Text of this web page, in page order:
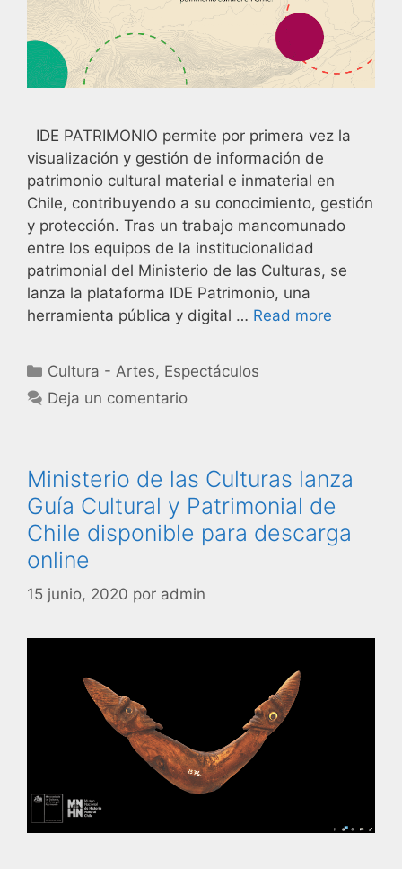
IDE PATRIMONIO permite por primera vez la
visualización y gestión de información de
patrimonio cultural material e inmaterial en
Chile, contribuyendo a su conocimiento, gestión
y protección. Tras un trabajo mancomunado
entre los equipos de la institucionalidad
patrimonial del Ministerio de las Culturas, se
lanza la plataforma IDE Patrimonio, una
herramienta pública y digital … Read more
Cultura - Artes, Espectáculos
Deja un comentario
Ministerio de las Culturas lanza
Guía Cultural y Patrimonial de
Chile disponible para descarga
online
15 junio, 2020 por admin